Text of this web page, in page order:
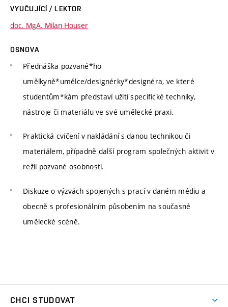
VYUČUJÍCÍ / LEKTOR
doc. MgA. Milan Houser
OSNOVA
Přednáška pozvané*ho
umělkyně*umělce/designérky*designéra, ve které
studentům*kám představí užití specifické techniky,
nástroje či materiálu ve své umělecké praxi.
Praktická cvičení v nakládání s danou technikou či
materiálem, případně další program společných aktivit v
režii pozvané osobnosti.
Diskuze o výzvách spojených s prací v daném médiu a
obecně s profesionálním působením na současné
umělecké scéně.
CHCI STUDOVAT